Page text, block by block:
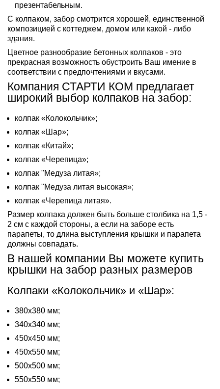
презентабельным.
С колпаком, забор смотрится хорошей, единственной
композицией с коттеджем, домом или какой - либо
здания.
Цветное разнообразие бетонных колпаков - это
прекрасная возможность обустроить Ваш имение в
соответствии с предпочтениями и вкусами.
Компания СТАРТИ КОМ предлагает
широкий выбор колпаков на забор:
колпак «Колокольчик»;
колпак «Шар»;
колпак «Китай»;
колпак «Черепица»;
колпак "Медуза литая»;
колпак "Медуза литая высокая»;
колпак «Черепица литая».
Размер колпака должен быть больше столбика на 1,5 -
2 см с каждой стороны, а если на заборе есть
парапеты, то длина выступления крышки и парапета
должны совпадать.
В нашей компании Вы можете купить
крышки на забор разных размеров
Колпаки «Колокольчик» и «Шар»:
380х380 мм;
340х340 мм;
450х450 мм;
450х550 мм;
500х500 мм;
550х550 мм;